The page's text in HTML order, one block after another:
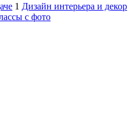
1 Дизайн интерьера и декор
с фото